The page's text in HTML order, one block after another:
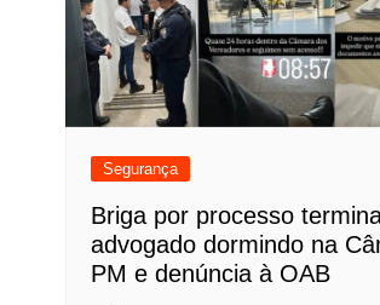
Segurança
Briga por processo
advogado dormindo na
PM e denúncia à OAB